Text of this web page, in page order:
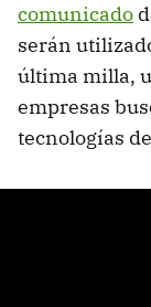
comunicado
serán
última milla,
empresas
tecnologías